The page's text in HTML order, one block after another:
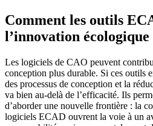
Comment les outils
l’innovation écologique
Les logiciels de CAO peuvent
conception plus durable. Si ces outils
des processus de conception et la
va bien au-delà de l’efficacité. Ils
d’aborder une nouvelle frontière : la
logiciels ECAD ouvrent la voie à un